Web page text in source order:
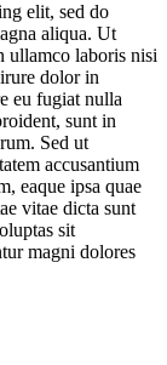
elit, sed do
aliqua. Ut
ullamco laboris nisi
dolor in
eu fugiat nulla
sunt in
Sed ut
accusantium
eaque ipsa quae
vitae dicta sunt
sit
magni dolores